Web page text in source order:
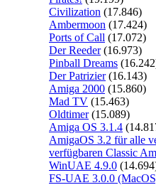
Civilization (17.846)
Ambermoon (17.424)
Ports of Call (17.072)
Der Reeder (16.973)
Pinball Dreams
Der Patrizier (16.143)
Amiga 2000 (15.860)
Mad TV (15.463)
Oldtimer (15.089)
Amiga OS 3.1.4
AmigaOS 3.2 für alle
verfügbaren Classic
WinUAE 4.9.0
FS-UAE 3.0.0